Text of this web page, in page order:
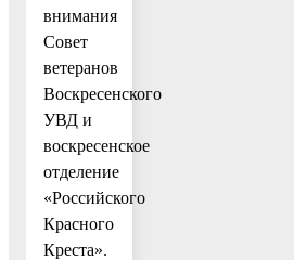
внимания
Совет
ветеранов
Воскресенского
УВД и
воскресенское
отделение
«Российского
Красного
Креста».